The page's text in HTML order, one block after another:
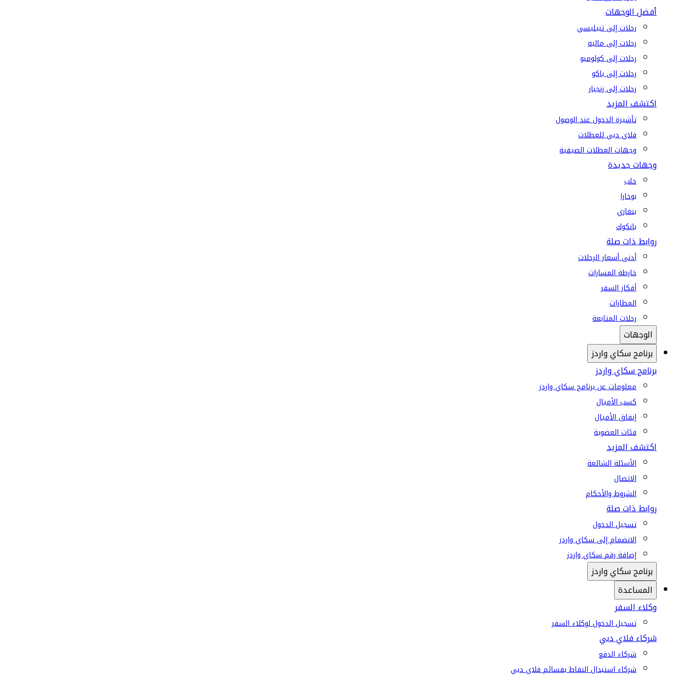
أفضل الوجهات
رحلات إلى تبيليسي
رحلات إلى ماليه
رحلات إلى كولومبو
رحلات إلى باكو
رحلات إلى زنجبار
اكتشف المزيد
تأشيرة الدخول عند الوصول
فلاي دبي للعطلات
وجهات العطلات الصيفية
وجهات جديدة
حلب
بوخارا
بنغازي
بانكوك
روابط ذات صلة
أدنى أسعار الرحلات
خارطة المسارات
أفكار السفر
المطارات
رحلات المتابعة
الوجهات
برنامج سكاي واردز
برنامج سكاي واردز
معلومات عن برنامج سكاي واردز
كسب الأميال
إنفاق الأميال
فئات العضوية
اكتشف المزيد
الأسئلة الشائعة
الاتصال
الشروط والأحكام
روابط ذات صلة
تسجيل الدخول
الانضمام إلى سكاي واردز
إضافة رقم سكاي واردز
برنامج سكاي واردز
المساعدة
وكلاء السفر
تسجيل الدخول لوكلاء السفر
شركاء فلاي دبي
شركاء الدفع
شركاء استبدال النقاط بقسائم فلاي دبي